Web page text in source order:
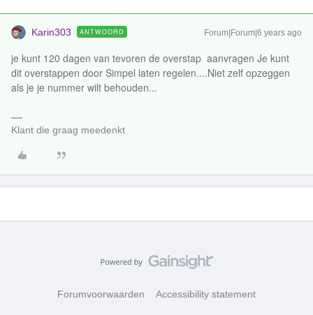
Karin303 ANTWOORD Forum|Forum|6 years ago
je kunt 120 dagen van tevoren de overstap aanvragen Je kunt
dit overstappen door Simpel laten regelen....Niet zelf opzeggen
als je je nummer wilt behouden...
Klant die graag meedenkt
Forumvoorwaarden Accessibility statement